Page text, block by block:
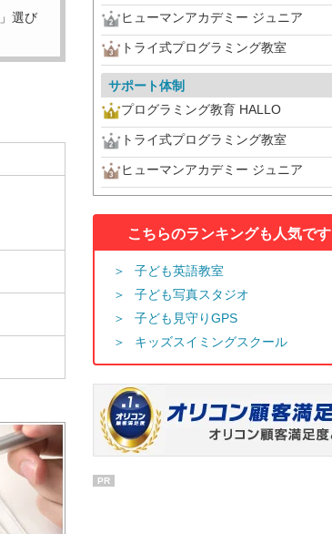
」選び
ヒューマンアカデミー ジュニア
トライ式プログラミング教室
サポート体制
プログラミング教育 HALLO
トライ式プログラミング教室
ヒューマンアカデミー ジュニア
こちらのランキングも人気です
子ども英語教室
子ども写真スタジオ
子ども見守りGPS
キッズスイミングスクール
PR